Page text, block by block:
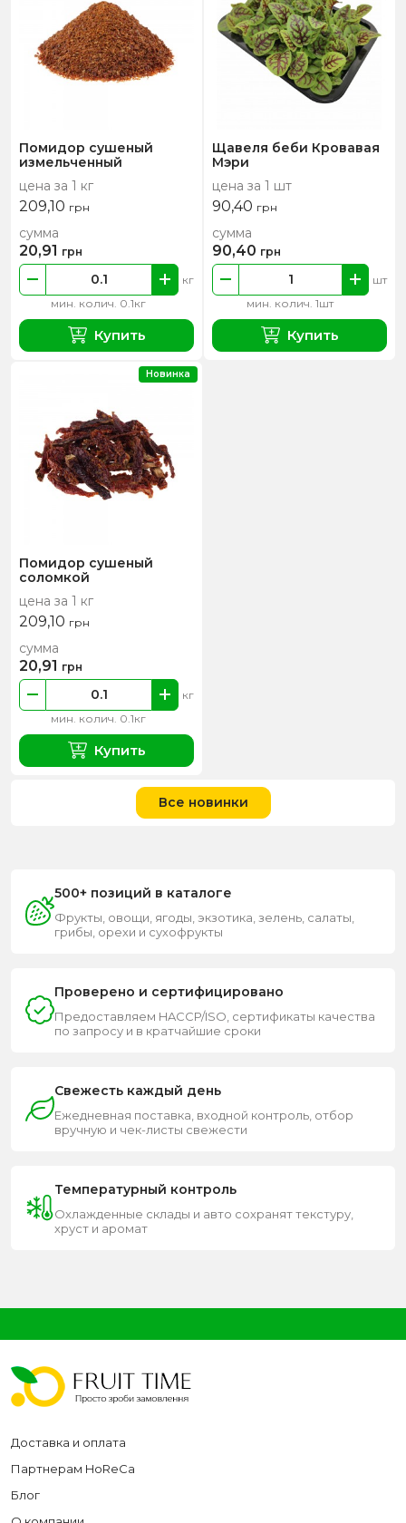
Помидор сушеный
измельченный
цена за 1 кг
209,10 грн
мин. колич. 0.1кг
кг
сумма
20,91 грн
Купить
Щавеля беби Кровавая
Мэри
цена за 1 шт
90,40 грн
мин. колич. 1шт
шт
сумма
90,40 грн
Купить
Помидор сушеный
соломкой
цена за 1 кг
209,10 грн
мин. колич. 0.1кг
кг
сумма
20,91 грн
Купить
Новинка
Все новинки
500+ позиций в каталоге
Фрукты, овощи, ягоды, экзотика, зелень, салаты,
грибы, орехи и сухофрукты
Проверено и сертифицировано
Предоставляем HACCP/ISO, сертификаты качества
по запросу и в кратчайшие сроки
Свежесть каждый день
Ежедневная поставка, входной контроль, отбор
вручную и чек-листы свежести
Температурный контроль
Охлажденные склады и авто сохранят текстуру,
хруст и аромат
Доставка и оплата
Партнерам HoReCa
Блог